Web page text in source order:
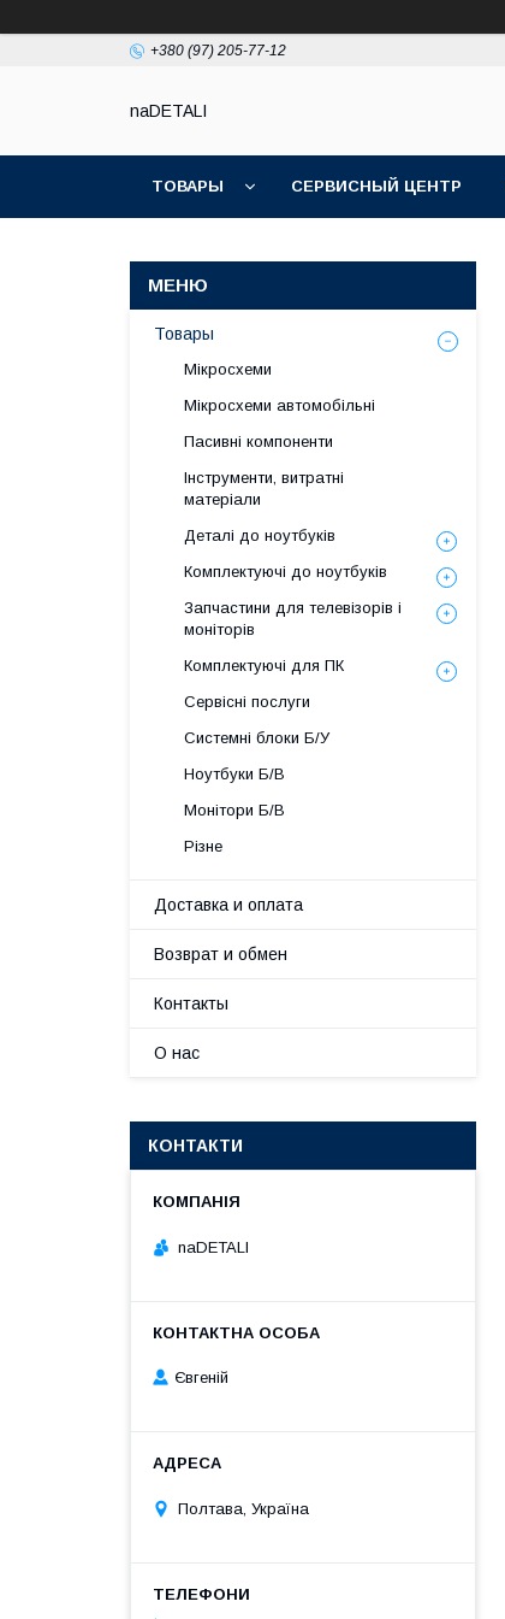
+380 (97) 205-77-12
naDETALI
ТОВАРЫ СЕРВИСНЫЙ ЦЕНТР
Товары
Мікросхеми
Мікросхеми автомобільні
Пасивні компоненти
Інструменти, витратні
матеріали
Деталі до ноутбуків
Комплектуючі до ноутбуків
Запчастини для телевізорів і
моніторів
Комплектуючі для ПК
Сервісні послуги
Системні блоки Б/У
Ноутбуки Б/В
Монітори Б/В
Різне
Доставка и оплата
Возврат и обмен
Контакты
О нас
КОНТАКТИ
naDETALI
Євгеній
Полтава, Україна